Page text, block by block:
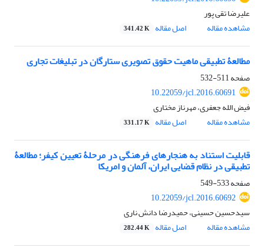
علیرضا تقی پور
مشاهده مقاله
اصل مقاله 341.42 K
مطالعۀ تطبیقی ماهیت حقوق تصویری ستارگان در تبلیغات تجاری
صفحه511-532
10.22059/jcl.2016.60691
فیض الله جعفری، مهرناز مختاری
مشاهده مقاله
اصل مقاله 331.17 K
قابلیت استناد به هنجارهای فرهنگی در مرحلۀ تعیین کیفر؛ مطالعۀ
تطبیقی در نظام قضایی ایران، آلمان و امریکا
صفحه533-549
10.22059/jcl.2016.60692
سیدحسین حسینی، حمیدرضا دانش ناری
مشاهده مقاله
اصل مقاله 282.44 K